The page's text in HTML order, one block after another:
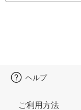
ヘルプ
ご利用方法